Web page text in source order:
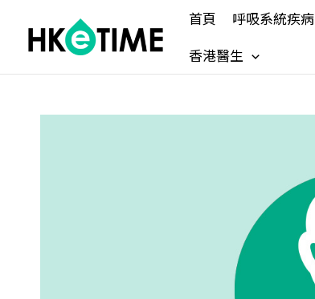
content
首頁 呼吸系統疾病
香港醫生